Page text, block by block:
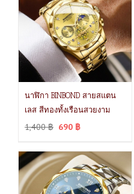
นาฬิกา BINBOND สายสแตน
เลส สีทองทั้งเรือนสวยงาม
1,400฿ 690 ฿